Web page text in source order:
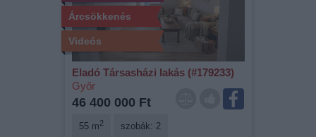
Árcsökkenés
Videós
Eladó Társasházi lakás (#179233)
Győr
46 400 000 Ft
55 m2 szobák: 2